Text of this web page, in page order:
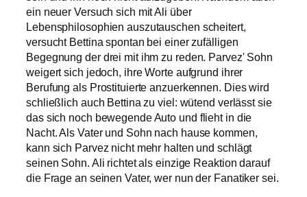
ein neuer Versuch sich mit Ali über
Lebensphilosophien auszutauschen scheitert,
versucht Bettina spontan bei einer zufälligen
Begegnung der drei mit ihm zu reden. Parvez' Sohn
weigert sich jedoch, ihre Worte aufgrund ihrer
Berufung als Prostituierte anzuerkennen. Dies wird
schließlich auch Bettina zu viel: wütend verlässt sie
das sich noch bewegende Auto und flieht in die
Nacht. Als Vater und Sohn nach hause kommen,
kann sich Parvez nicht mehr halten und schlägt
seinen Sohn. Ali richtet als einzige Reaktion darauf
die Frage an seinen Vater, wer nun der Fanatiker sei.